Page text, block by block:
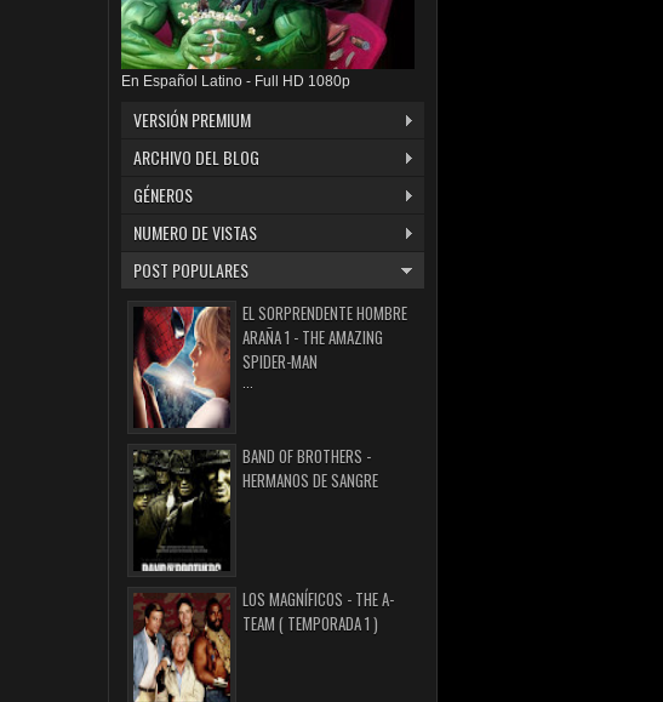
En Español Latino - Full HD 1080p
VERSIÓN PREMIUM
ARCHIVO DEL BLOG
GÉNEROS
NUMERO DE VISTAS
POST POPULARES
EL SORPRENDENTE HOMBRE
ARAÑA 1 - THE AMAZING
SPIDER-MAN
BAND OF BROTHERS -
HERMANOS DE SANGRE
LOS MAGNÍFICOS - THE A-
TEAM ( TEMPORADA 1 )